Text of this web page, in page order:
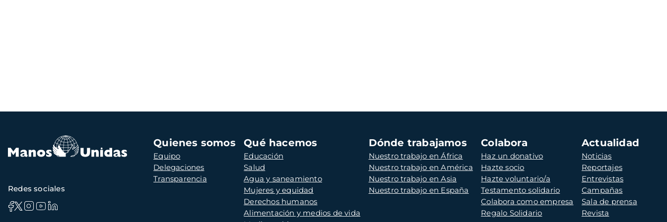
Navegación
principal
Quienes somos
Equipo
Delegaciones
Transparencia
Qué hacemos
Educación
Salud
Agua y saneamiento
Mujeres y equidad
Derechos humanos
Alimentación y medios de vida
Dónde trabajamos
Nuestro trabajo en África
Nuestro trabajo en América
Nuestro trabajo en Asia
Nuestro trabajo en España
Colabora
Haz un donativo
Hazte socio
Hazte voluntario/a
Testamento solidario
Colabora como empresa
Regalo Solidario
Actualidad
Noticias
Reportajes
Entrevistas
Campañas
Sala de prensa
Revista
Redes sociales